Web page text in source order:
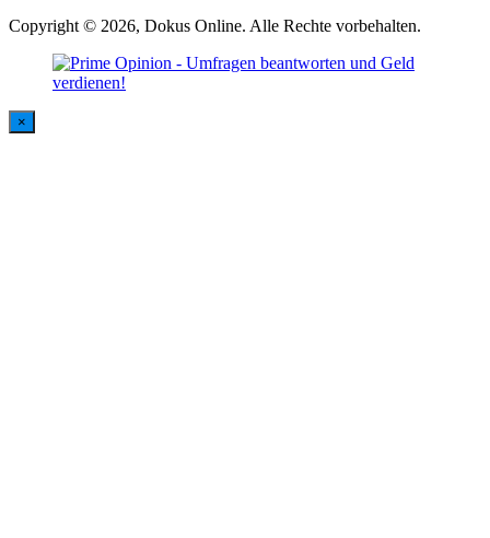
Copyright © 2026, Dokus Online. Alle Rechte vorbehalten.
×